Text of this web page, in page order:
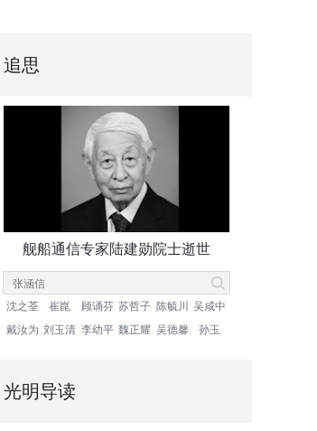
追思
舰船通信专家陆建勋院士逝世
沈之荃 崔崑 顾诵芬 苏哲子 陈毓川
吴咸中
戴汝为 刘玉清 李幼平 魏正耀 吴德馨 孙玉
光明导读